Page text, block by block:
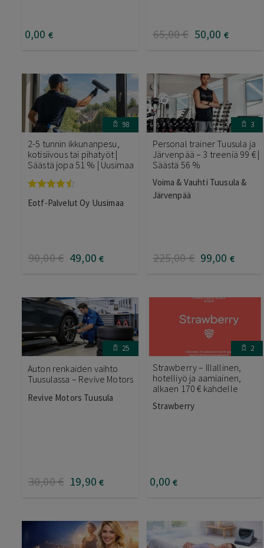
0,00 € 65,00€ 50,00 €
98
2-5 tunnin ikkunanpesu,
kotisiivous tai pihatyöt |
Säästä jopa 51 % | Uusimaa
tuotteesta:
Eotf-Palvelut Oy Uusimaa
90,00€ 49,00 €
3
Personal trainer Tuusula ja
Järvenpää – 3 treeniä 99 € |
Säästä 56 %
Voima & Vauhti Tuusula &
Järvenpää
225,00€ 99,00 €
25
Auton renkaiden vaihto
Tuusulassa – Revive Motors
Revive Motors Tuusula
30,00€ 19,90 €
2
Strawberry – Illallinen,
hotelliyö ja aamiainen,
alkaen 170 € kahdelle
Strawberry
0,00 €